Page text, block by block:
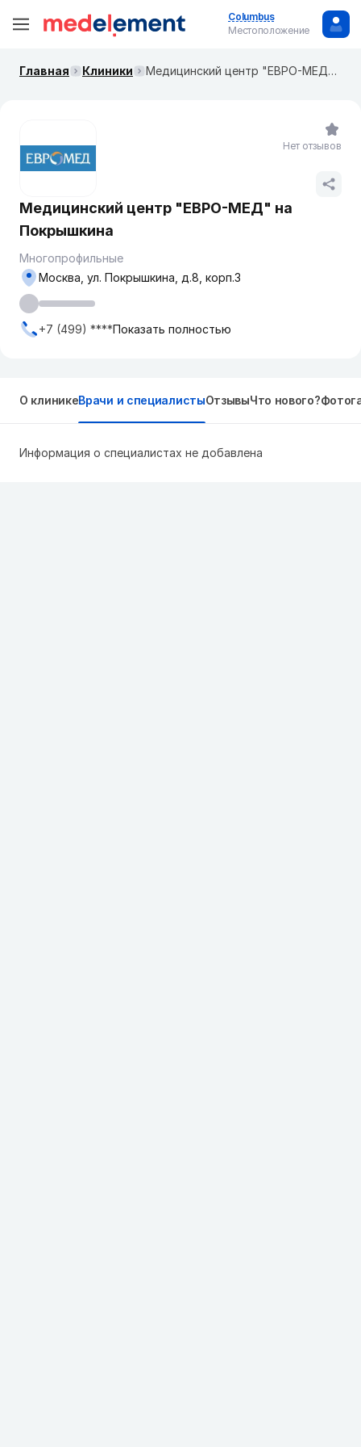
Columbus
Местоположение
Главная Клиники Медицинский центр "ЕВРО-МЕД" на ​Покрышкина
Медицинский центр "ЕВРО-МЕД" на ​
Покрышкина
Многопрофильные
Москва, ​ул. Покрышкина, д.8, корп.3
+7 (499) ****Показать полностью
Нет отзывов
О клиникеВрачи и специалистыОтзывыЧто нового?
Информация о специалистах не добавлена